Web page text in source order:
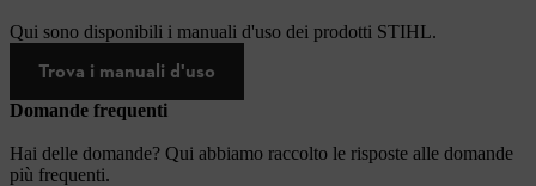
Qui sono disponibili i manuali d'uso dei prodotti STIHL.
Trova i manuali d'uso
Domande frequenti
Hai delle domande? Qui abbiamo raccolto le risposte alle domande
più frequenti.